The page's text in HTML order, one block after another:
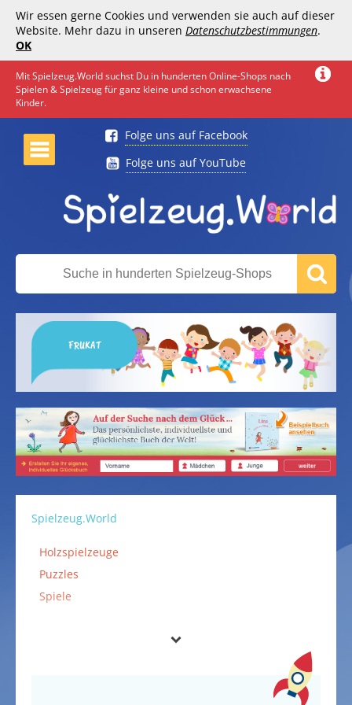
Wir essen gerne Cookies und verwenden sie auch auf dieser
Website. Mehr dazu in unseren Datenschutzbestimmungen.
OK
Mit Spielzeug.World suchst Du in hunderten Online-Shops nach
Spielen & Spielzeug für ganz kleine und schon erwachsene
Kinder.
Folge uns auf Facebook
Folge uns auf YouTube
FRUKAT
Spielzeug.World
Holzspielzeuge
Puzzles
Spiele